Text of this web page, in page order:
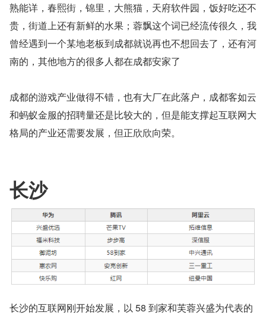
熟能详，春熙街，锦里，大熊猫，天府软件园，饭好吃还不
贵，街道上还有新鲜的水果；蓉飘这个词已经流传很久，我
曾经遇到一个某地老板到成都就说再也不想回去了，还有河
南的，其他地方的很多人都在成都安家了
成都的游戏产业做得不错，也有大厂在此落户，成都客如云
和蚂蚁金服的招聘量还是比较大的，但是能支撑起互联网大
格局的产业还需要发展，但正欣欣向荣。
长沙
长沙的互联网刚开始发展，以 58 到家和芙蓉兴盛为代表的